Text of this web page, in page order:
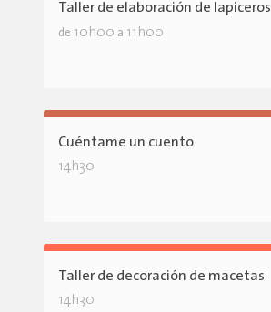
Taller de elaboración de lapiceros
de 10h00 a 11h00
Cuéntame un cuento
14h30
Taller de decoración de macetas
14h30